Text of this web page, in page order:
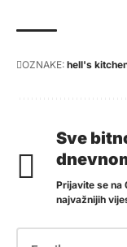
OZNAKE: hell's
Sve
Prijavite se na
najvažnijih